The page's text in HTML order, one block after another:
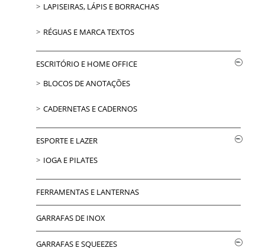
LAPISEIRAS, LÁPIS E BORRACHAS
RÉGUAS E MARCA TEXTOS
ESCRITÓRIO E HOME OFFICE
BLOCOS DE ANOTAÇÕES
CADERNETAS E CADERNOS
ESPORTE E LAZER
IOGA E PILATES
FERRAMENTAS E LANTERNAS
GARRAFAS DE INOX
GARRAFAS E SQUEEZES